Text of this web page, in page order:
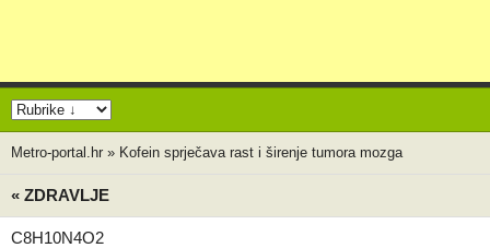
Metro-portal.hr » Kofein sprječava rast i širenje tumora mozga
« ZDRAVLJE
C8H10N4O2